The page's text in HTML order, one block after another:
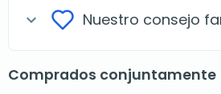
expand_more Nuestro consejo
Comprados conjuntamente